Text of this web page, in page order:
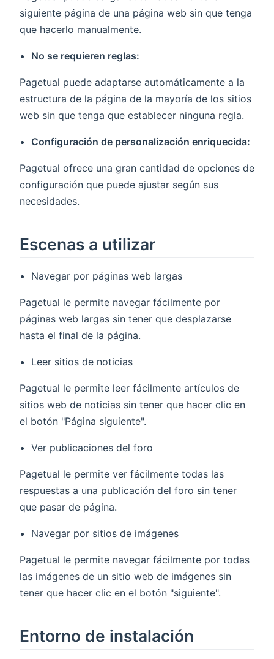
siguiente página de una página web sin que tenga
que hacerlo manualmente.
No se requieren reglas:
Pagetual puede adaptarse automáticamente a la
estructura de la página de la mayoría de los sitios
web sin que tenga que establecer ninguna regla.
Configuración de personalización enriquecida:
Pagetual ofrece una gran cantidad de opciones de
configuración que puede ajustar según sus
necesidades.
Escenas a utilizar
Navegar por páginas web largas
Pagetual le permite navegar fácilmente por
páginas web largas sin tener que desplazarse
hasta el final de la página.
Leer sitios de noticias
Pagetual le permite leer fácilmente artículos de
sitios web de noticias sin tener que hacer clic en
el botón "Página siguiente".
Ver publicaciones del foro
Pagetual le permite ver fácilmente todas las
respuestas a una publicación del foro sin tener
que pasar de página.
Navegar por sitios de imágenes
Pagetual le permite navegar fácilmente por todas
las imágenes de un sitio web de imágenes sin
tener que hacer clic en el botón "siguiente".
Entorno de instalación